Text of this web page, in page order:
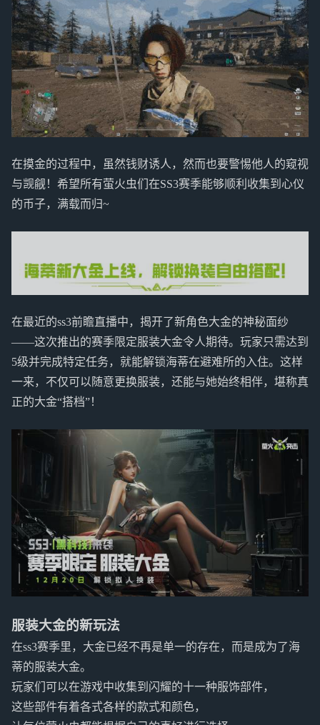
在摸金的过程中，虽然钱财诱人，然而也要警惕他人的窥视
与觊觎！希望所有萤火虫们在SS3赛季能够顺利收集到心仪
的币子，满载而归~
在最近的ss3前瞻直播中，揭开了新角色大金的神秘面纱
——这次推出的赛季限定服装大金令人期待。玩家只需达到
5级并完成特定任务，就能解锁海蒂在避难所的入住。这样
一来，不仅可以随意更换服装，还能与她始终相伴，堪称真
正的大金“搭档”！
服装大金的新玩法
在ss3赛季里，大金已经不再是单一的存在，而是成为了海
蒂的服装大金。
玩家们可以在游戏中收集到闪耀的十一种服饰部件，
这些部件有着各式各样的款式和颜色，